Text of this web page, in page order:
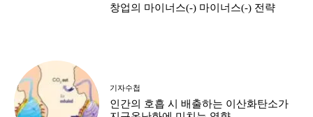
창업의 마이너스(-) 마이너스(-) 전략
기자수첩
인간의 호흡 시 배출하는 이산화탄소가